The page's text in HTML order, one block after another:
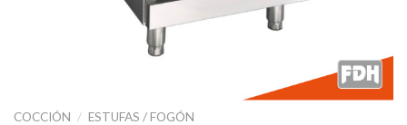
COCCIÓN / ESTUFAS / FOGÓN